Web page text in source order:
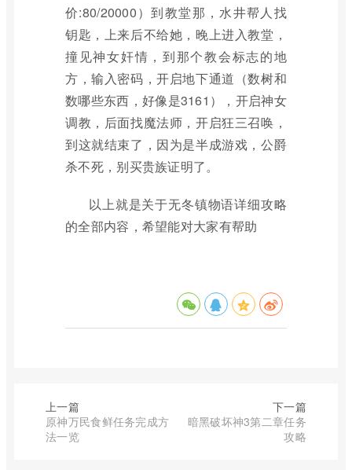
价:80/20000）到教堂那，水井帮人找
钥匙，上来后不给她，晚上进入教堂，
撞见神女奸情，到那个教会标志的地
方，输入密码，开启地下通道（数树和
数哪些东西，好像是3161），开启神女
调教，后面找魔法师，开启狂三召唤，
到这就结束了，因为是半成游戏，公爵
杀不死，别买贵族证明了。
以上就是关于无冬镇物语详细攻略
的全部内容，希望能对大家有帮助
上一篇
原神万民食鲜任务完成方
法一览
下一篇
暗黑破坏神3第二章任务
攻略